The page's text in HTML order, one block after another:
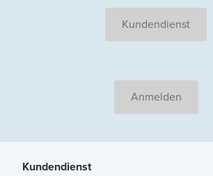
Kundendienst
Anmelden
Kundendienst